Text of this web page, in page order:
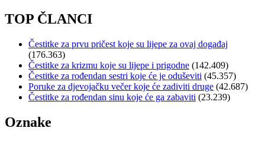
TOP ČLANCI
Čestitke za prvu pričest koje su lijepe za ovaj događaj
(176.363)
Čestitke za krizmu koje su lijepe i prigodne (142.409)
Čestitke za rođendan sestri koje će je oduševiti (45.357)
Poruke za djevojačku večer koje će zadiviti druge (42.687)
Čestitke za rođendan sinu koje će ga zabaviti (23.239)
Oznake